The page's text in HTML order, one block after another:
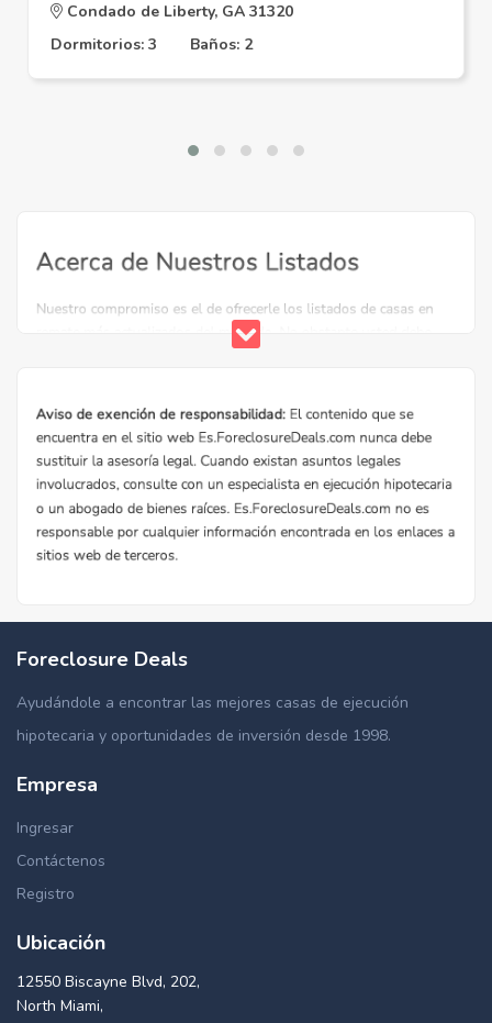
Condado de Liberty, GA 31320
Dormitorios: 3
Baños: 2
Foreclosure Deals
Ayudándole a encontrar las mejores casas de ejecución
hipotecaria y oportunidades de inversión desde 1998.
Empresa
Ingresar
Contáctenos
Registro
Ubicación
12550 Biscayne Blvd, 202,
North Miami,